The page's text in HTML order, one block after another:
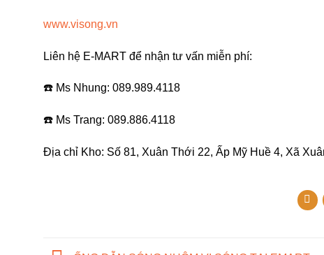
www.visong.vn
Liên hệ E-MART để nhận tư vấn miễn phí:
☎️ Ms Nhung: 089.989.4118
☎️ Ms Trang: 089.886.4118
Địa chỉ Kho: Số 81, Xuân Thới 22, Ấp Mỹ Huề 4, Xã